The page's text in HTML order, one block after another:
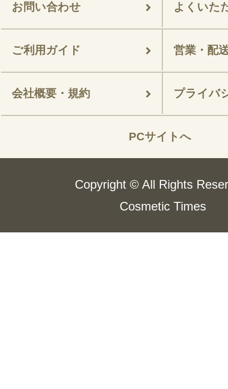
お問い合わせ よくいた
ご利用ガイド 営業・配
会社概要・規約 プライバ
PCサイトへ
Copyright © All Rights
Cosmetic Times